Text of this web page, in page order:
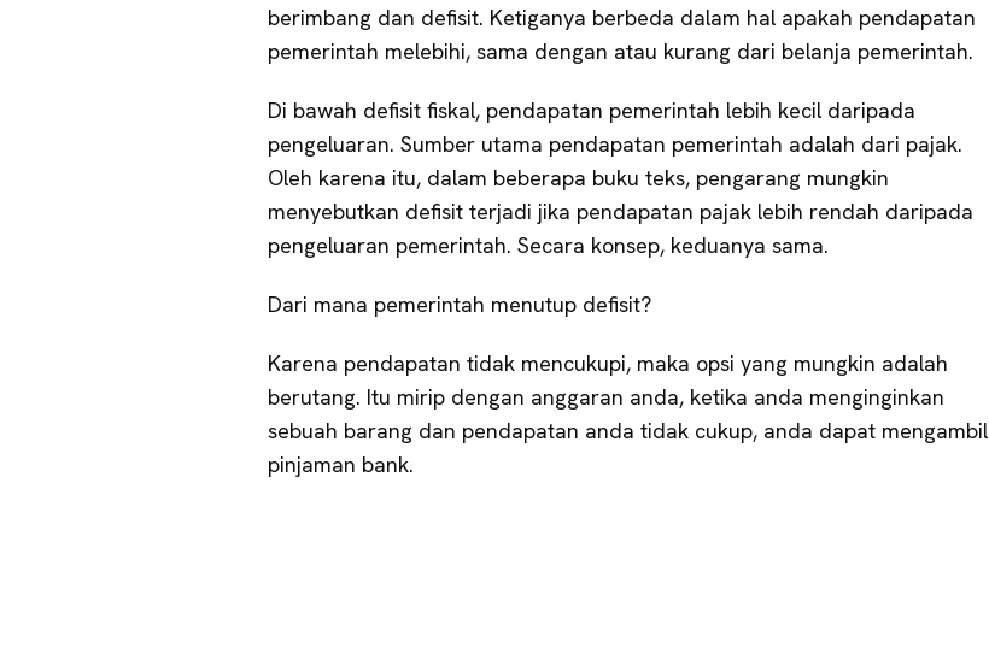
berimbang dan defisit. Ketiganya berbeda dalam hal apakah pendapatan
pemerintah melebihi, sama dengan atau kurang dari belanja pemerintah.
Di bawah defisit fiskal, pendapatan pemerintah lebih kecil daripada
pengeluaran. Sumber utama pendapatan pemerintah adalah dari pajak.
Oleh karena itu, dalam beberapa buku teks, pengarang mungkin
menyebutkan defisit terjadi jika pendapatan pajak lebih rendah daripada
pengeluaran pemerintah. Secara konsep, keduanya sama.
Dari mana pemerintah menutup defisit?
Karena pendapatan tidak mencukupi, maka opsi yang mungkin adalah
berutang. Itu mirip dengan anggaran anda, ketika anda menginginkan
sebuah barang dan pendapatan anda tidak cukup, anda dapat mengambil
pinjaman bank.